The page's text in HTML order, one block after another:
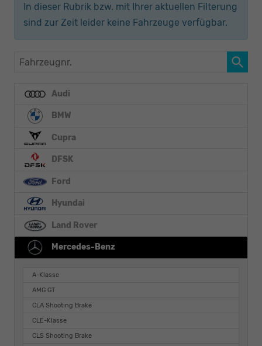
In dieser Rubrik bzw. mit Ihrer aktuellen Filterung
sind zur Zeit leider keine Fahrzeuge verfügbar.
Fahrzeugnr.
Audi
BMW
Cupra
DFSK
Ford
Hyundai
Land Rover
Mercedes-Benz
A-Klasse
AMG GT
CLA Shooting Brake
CLE-Klasse
CLS Shooting Brake